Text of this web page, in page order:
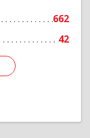
662
42